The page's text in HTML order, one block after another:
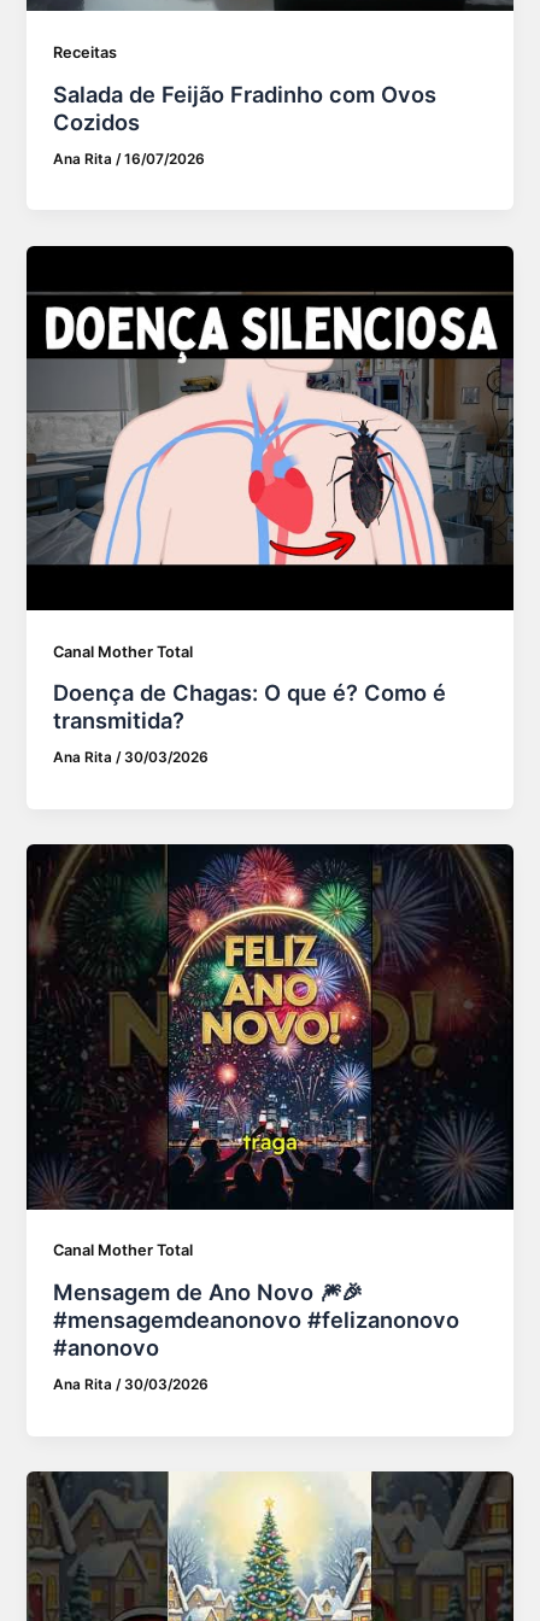
Receitas
Salada de Feijão Fradinho com Ovos
Cozidos
Ana Rita /16/07/2026
Canal Mother Total
Doença de Chagas: O que é? Como é
transmitida?
Ana Rita/ 30/03/2026
Canal Mother Total
Mensagem de Ano Novo 🎆🎉
#mensagemdeanonovo #felizanonovo
#anonovo
Ana Rita/ 30/03/2026